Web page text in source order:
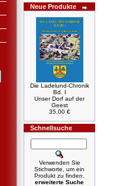
Neue Produkte
Die Ladelund-Chronik
Bd. I
Unser Dorf auf der
Geest
35,00 €
Schnellsuche
Verwenden Sie
Stichworte, um ein
Produkt zu finden.
erweiterte Suche